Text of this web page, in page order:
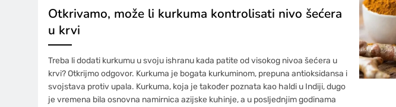
Otkrivamo, može li kurkuma kontrolisati nivo šećera
u krvi
Treba li dodati kurkumu u svoju ishranu kada patite od visokog nivoa šećera u
krvi? Otkrijmo odgovor. Kurkuma je bogata kurkuminom, prepuna antioksidansa i
svojstava protiv upala. Kurkuma, koja je također poznata kao haldi u Indiji, dugo
je vremena bila osnovna namirnica azijske kuhinje, a u posljednjim godinama